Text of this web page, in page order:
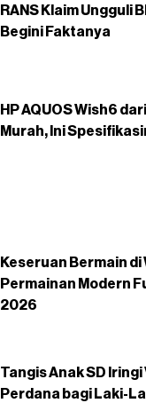
RANS Klaim Ungguli
Begini Faktanya
HP AQUOS Wish6
Murah, Ini
Keseruan Bermain di
Permainan Modern
2026
Tangis Anak SD Iringi
Perdana bagi Laki-